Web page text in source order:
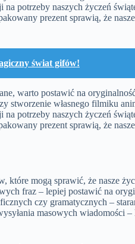
potrzeby naszych życzeń
prezent sprawią, że
świat gifów!
warto postawić na
stworzenie własnego filmiku
potrzeby naszych życzeń
prezent sprawią, że
które mogą sprawić, że nasze
fraz – lepiej postawić na
czy gramatycznych –
masowych wiadomości